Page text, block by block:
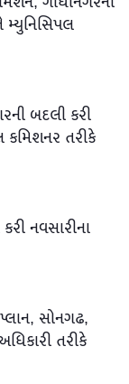
મ્યુનિસિપલ
બદલી કરી
કમિશનર તરીકે
નવસારીના
સોનગઢ,
તરીકે